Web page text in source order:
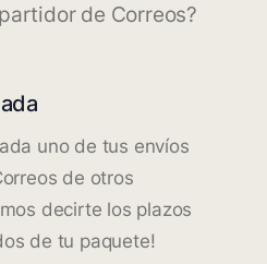
de Correos?
uno de tus envíos
de otros
decirte los plazos
de tu paquete!